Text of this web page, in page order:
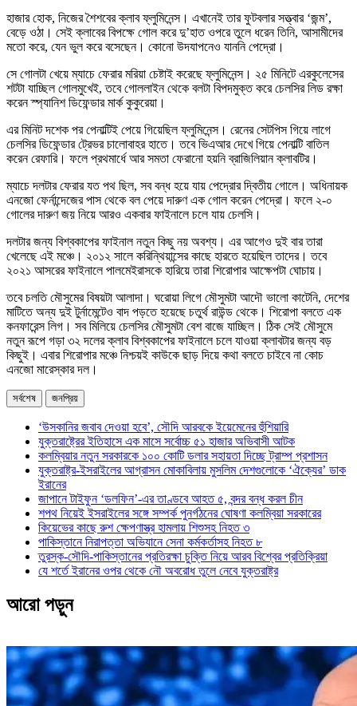
হাজার হোক, নিজের শৈশবের ক্লাব ফ্লুমিনেন্স। এখানেই তার ফুটবলার সত্ত্বার ‘জন্ম’,
বেড়ে ওঠা। সেই ক্লাবের বিপক্ষে গোল করে দু’হাত ওপরে তুলে ধরেন তিনি, আসামীদের
মতো করে, যেন ভুল করে বসেছেন। কোনো উদযাপনেও যাননি পেদ্রো।
সে গোলটা খেয়ে ম্যাচে ফেরার মরিয়া চেষ্টাই করেছে ফ্লুমিনেন্স। ২৫ মিনিটে এরকুলেসের
শটটা যাচ্ছিল গোলমুখেই, তবে গোললাইন থেকে বলটা বিপদমুক্ত করে চেলসির লিড রক্ষা
করেন স্প্যানিশ ডিফেন্ডার মার্ক কুকুরেয়া।
এর মিনিট দশেক পর পেনাল্টিই পেয়ে গিয়েছিল ফ্লুমিনেন্স। রেনের সেটপিস গিয়ে লাগে
চেলসির ডিফেন্ডার ট্রেভর চালোবাহর হাতে। তবে ভিএআর দেখে গিয়ে পেনাল্টি বাতিল
করেন রেফারি। ফলে প্রথমার্ধে আর সমতা ফেরানো হয়নি ব্রাজিলিয়ান ক্লাবটির।
ম্যাচে দলটার ফেরার যত পথ ছিল, সব বন্ধ হয়ে যায় পেদ্রোর দ্বিতীয় গোলে। অধিনায়ক
এনজো ফের্নান্দেজের পাস থেকে বল পেয়ে দারুণ এক গোল করেন পেদ্রো। ফলে ২-০
গোলের দারুণ জয় নিয়ে আরও একবার ফাইনালে চলে যায় চেলসি।
দলটার জন্য বিশ্বকাপের ফাইনাল নতুন কিছু নয় অবশ্য। এর আগেও দুই বার তারা
খেলেছে এই মঞ্চে। ২০১২ সালে করিন্থিয়ান্সের কাছে হারতে হয়েছিল তাদের। তবে
২০২১ আসরের ফাইনালে পালমেইরাসকে হারিয়ে তারা শিরোপার আক্ষেপটা ঘোচায়।
তবে চলতি মৌসুমের বিষয়টা আলাদা। ঘরোয়া লিগে মৌসুমটা আদৌ ভালো কাটেনি, দেশের
মাটিতে অন্য দুই টুর্নামেন্টেও বাদ পড়তে হয়েছে চতুর্থ রাউন্ড থেকে। শিরোপা বলতে এক
কনফারেন্স লিগ। সব মিলিয়ে চেলসির মৌসুমটা বেশ বাজে যাচ্ছিল। ঠিক সেই মৌসুমে
নতুন রূপে গড়া ৩২ দলের ক্লাব বিশ্বকাপের ফাইনালে চলে যাওয়া ক্লাবটার জন্য বড়
কিছুই। এবার শিরোপার মঞ্চে নিশ্চয়ই কাউকে ছাড় দিয়ে কথা বলতে চাইবে না কোচ
এনজো মারেস্কার দল।
সর্বশেষ জনপ্রিয়
‘উসকানির জবাব দেওয়া হবে’, সৌদি আরবকে ইয়েমেনের হুঁশিয়ারি
যুক্তরাষ্ট্রের ইতিহাসে এক মাসে সর্বোচ্চ ৫১ হাজার অভিবাসী আটক
কলম্বিয়ার নতুন সরকারকে ১০০ কোটি ডলার সহায়তা দিচ্ছে ট্রাম্প প্রশাসন
যুক্তরাষ্ট্র-ইসরাইলের আগ্রাসন মোকাবিলায় মুসলিম দেশগুলোকে ‘ঐক্যের’ ডাক
ইরানের
জাপানে টাইফুন ‘ডলফিন’-এর তাণ্ডবে আহত ৫, বন্দর বন্ধ করল চীন
শপথ নিয়েই ইসরাইলের সঙ্গে সম্পর্ক পুনর্গঠনের ঘোষণা কলম্বিয়া সরকারের
কিয়েভের কাছে রুশ ক্ষেপণাস্ত্র হামলায় শিশুসহ নিহত ৩
পাকিস্তানে নিরাপত্তা অভিযানে সেনা কর্মকর্তাসহ নিহত ৮
তুরস্ক-সৌদি-পাকিস্তানের প্রতিরক্ষা চুক্তি নিয়ে আরব বিশ্বের প্রতিক্রিয়া
যে শর্তে ইরানের ওপর থেকে নৌ অবরোধ তুলে নেবে যুক্তরাষ্ট্র
আরো পড়ুন